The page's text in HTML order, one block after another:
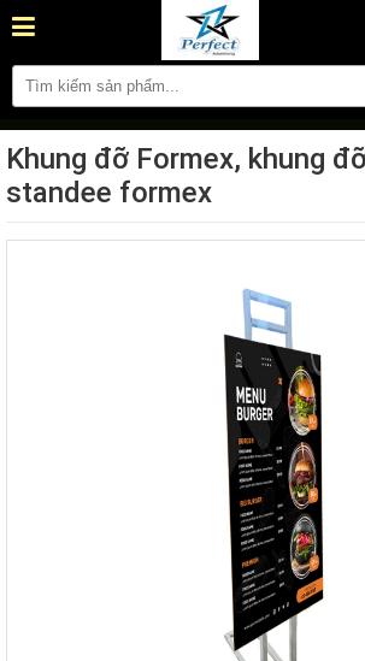
Khung đỡ Formex, khung
standee formex
tên, SĐT, Email, Địa chỉ để chúng tôi
ĐẶT HÀNG